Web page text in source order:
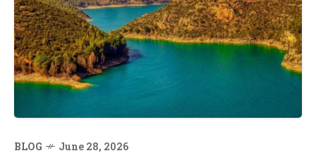
BLOG June 28, 2026